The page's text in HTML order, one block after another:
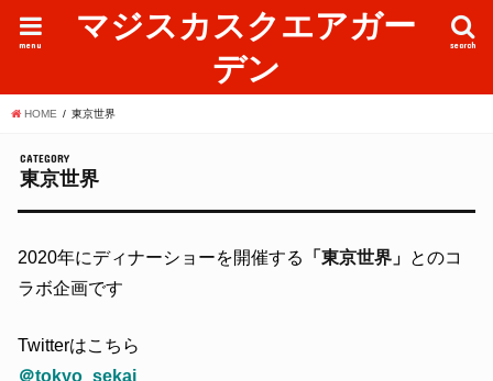
マジスカスクエアガー
デン
search
menu
HOME 東京世界
CATEGORY
東京世界
2020年にディナーショーを開催する 「東京世界」 とのコ
ラボ企画です
Twitterはこちら
＠tokyo_sekai